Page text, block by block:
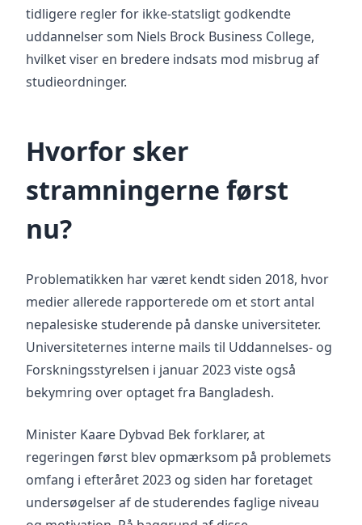
tidligere regler for ikke-statsligt godkendte
uddannelser som Niels Brock Business College,
hvilket viser en bredere indsats mod misbrug af
studieordninger.
Hvorfor sker
stramningerne først
nu?
Problematikken har været kendt siden 2018, hvor
medier allerede rapporterede om et stort antal
nepalesiske studerende på danske universiteter.
Universiteternes interne mails til Uddannelses- og
Forskningsstyrelsen i januar 2023 viste også
bekymring over optaget fra Bangladesh.
Minister Kaare Dybvad Bek forklarer, at
regeringen først blev opmærksom på problemets
omfang i efteråret 2023 og siden har foretaget
undersøgelser af de studerendes faglige niveau